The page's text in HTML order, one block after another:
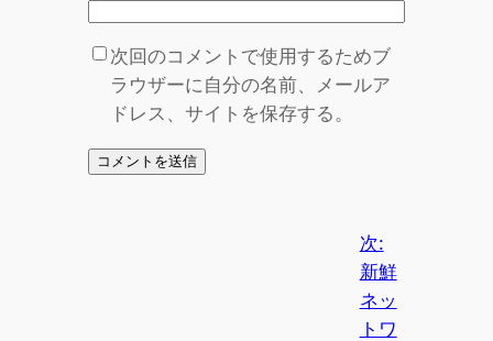
次回のコメントで使用するためブ
ラウザーに自分の名前、メールア
ドレス、サイトを保存する。
次:
新鮮
ネッ
トワ